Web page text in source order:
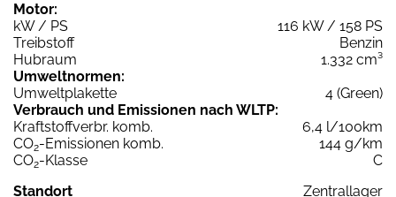
Motor:
kW / PS
116 kW / 158 PS
Treibstoff
Benzin
Hubraum
1.332 cm³
Umweltnormen:
Umweltplakette
4 (Green)
Verbrauch und Emissionen nach WLTP:
Kraftstoffverbr. komb.
6,4 l/100km
CO2-Emissionen komb.
144 g/km
CO2-Klasse
C
Standort
Zentrallager